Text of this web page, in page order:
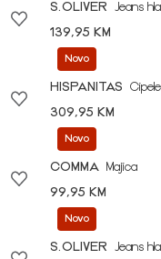
S.OLIVER
Jeans
139,95 KM
Novo
HISPANITAS
Cipele
309,95 KM
Novo
COMMA
Majica
99,95 KM
Novo
S.OLIVER
Jeans